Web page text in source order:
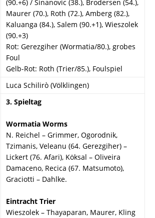
(90.+6) / Sinanovic (38.), Brodersen (54.),
Maurer (70.), Roth (72.), Amberg (82.),
Kaluanga (84.), Salem (90.+1), Wieszolek
(90.+3)
Rot: Gerezgiher (Wormatia/80.), grobes
Foul
Gelb-Rot: Roth (Trier/85.), Foulspiel
Luca Schilirò (Völklingen)
3. Spieltag
Wormatia Worms
N. Reichel – Grimmer, Ogorodnik,
Tzimanis, Veleanu (64. Gerezgiher) –
Lickert (76. Afari), Köksal – Oliveira
Damaceno, Recica (67. Matsumoto),
Graciotti – Dahlke.
Eintracht Trier
Wieszolek – Thayaparan, Maurer, Kling